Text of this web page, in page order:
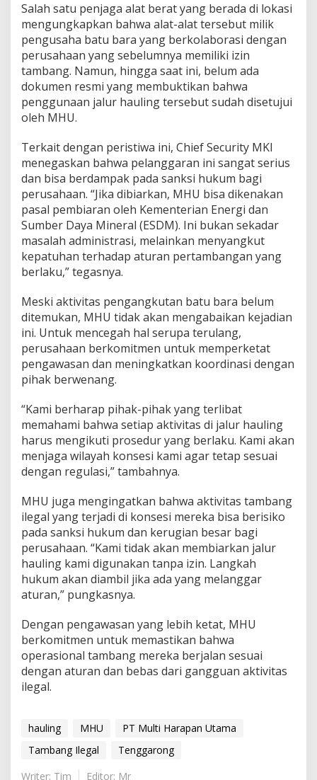
Salah satu penjaga alat berat yang berada di lokasi
mengungkapkan bahwa alat-alat tersebut milik
pengusaha batu bara yang berkolaborasi dengan
perusahaan yang sebelumnya memiliki izin
tambang. Namun, hingga saat ini, belum ada
dokumen resmi yang membuktikan bahwa
penggunaan jalur hauling tersebut sudah disetujui
oleh MHU.
Terkait dengan peristiwa ini, Chief Security MKI
menegaskan bahwa pelanggaran ini sangat serius
dan bisa berdampak pada sanksi hukum bagi
perusahaan. “Jika dibiarkan, MHU bisa dikenakan
pasal pembiaran oleh Kementerian Energi dan
Sumber Daya Mineral (ESDM). Ini bukan sekadar
masalah administrasi, melainkan menyangkut
kepatuhan terhadap aturan pertambangan yang
berlaku,” tegasnya.
Meski aktivitas pengangkutan batu bara belum
ditemukan, MHU tidak akan mengabaikan kejadian
ini. Untuk mencegah hal serupa terulang,
perusahaan berkomitmen untuk memperketat
pengawasan dan meningkatkan koordinasi dengan
pihak berwenang.
“Kami berharap pihak-pihak yang terlibat
memahami bahwa setiap aktivitas di jalur hauling
harus mengikuti prosedur yang berlaku. Kami akan
menjaga wilayah konsesi kami agar tetap sesuai
dengan regulasi,” tambahnya.
MHU juga mengingatkan bahwa aktivitas tambang
ilegal yang terjadi di konsesi mereka bisa berisiko
pada sanksi hukum dan kerugian besar bagi
perusahaan. “Kami tidak akan membiarkan jalur
hauling kami digunakan tanpa izin. Langkah
hukum akan diambil jika ada yang melanggar
aturan,” pungkasnya.
Dengan pengawasan yang lebih ketat, MHU
berkomitmen untuk memastikan bahwa
operasional tambang mereka berjalan sesuai
dengan aturan dan bebas dari gangguan aktivitas
ilegal.
hauling MHU
PT Multi Harapan Utama
Tambang Ilegal
Tenggarong
Writer: Tim
Editor: Mr